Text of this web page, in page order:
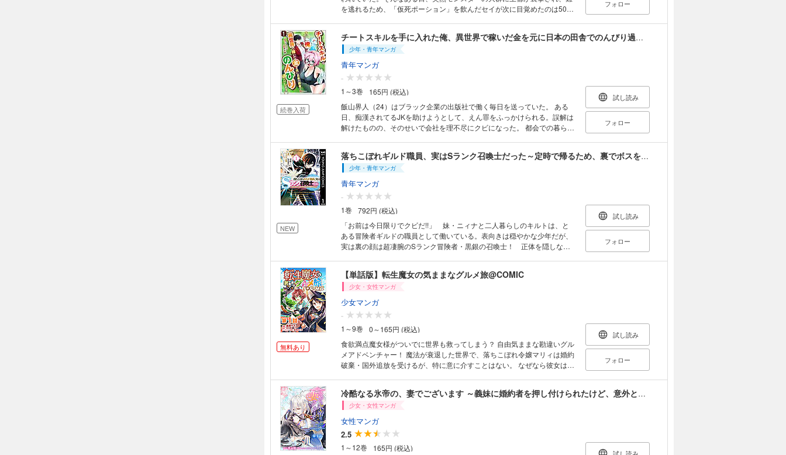
を逃れるため、「仮死ポーション」を飲んだセイが次に目覚めたのは500
決意する。だが自由気ままに旅をするはずが、セイの天才的なポーション
の技術は瞬く間にあちこちで噂になっていき……!? 天才錬金術師ののん
びりスローライフな旅がはじまる！ 分冊版第1弾。 ※本作品は単行本を
分割したもので、本編内容は同一のものとなります。重複購入にご注意く
ださい。
フォロー
続巻入荷
チートスキルを手に入れた俺、異世界で稼いだ金を元に日本の田舎でのんびり過ごします。 コミック版（分冊版）
少年・青年マンガ
青年マンガ
-
1～3巻
165円 (税込)
飯山界人（24）はブラック企業の出版社で働く毎日を送っていた。 ある
日、痴漢されてるJKを助けようとして、えん罪をふっかけられる。誤解は
解けたものの、そのせいで会社を理不尽にクビになった。 都会での暮らし
ていると、不思議な鏡を見つける。 それは異世界へのゲートで、界人は別
の世界と現実とを行き来できる力を得た。 実は祖母がすごい魔女だったこ
とが判明し、家にあった武器やアイテムを使って超レベルアップ、ドラゴ
ンもワンパンできるようになり…!?
試し読み
フォロー
NEW
落ちこぼれギルド職員、実はSランク召喚士だった～定時で帰るため、裏でボスを倒してたら追放されました～
少年・青年マンガ
青年マンガ
-
1巻
792円 (税込)
「お前は今日限りでクビだ!!」 妹・ニィナと二人暮らしのキルトは、と
ある冒険者ギルドの職員として働いている。表向きは穏やかな少年だが、
実は裏の顔は超凄腕のSランク冒険者・黒銀の召喚士！ 正体を隠しなが
――!? 仕事を追放された男の大逆転無双劇、開幕!!
試し読み
フォロー
無料あり
【単話版】転生魔女の気ままなグルメ旅@COMIC
少女・女性マンガ
少女マンガ
-
1～9巻
0～165円 (税込)
食欲満点魔女様がついでに世界も救ってしまう？ 自由気ままな勘違いグル
メアドベンチャー！ 魔法が衰退した世界で、落ちこぼれ令嬢マリィは婚約
破棄・国外追放を受けるが、特に意に介すことはない。 なぜなら彼女は、
てドラゴンを討伐した時に偶然助けたのはカイトという少年。 お礼にと彼
が調理してくれたドラゴン料理に魅了されたマリィは、これからの旅の目
的を決める。 『もっとこの世界の美味しいものが食べてみたい！』 まだ
見ぬ魔物グルメを求めて、日々魔物を討伐し、ついでに世界も救ってしま
う!? 食欲満点魔女様の自由気ままな勘違いグルメアドベンチャー！
試し読み
フォロー
冷酷なる氷帝の、妻でございます ～義妹に婚約者を押し付けられたけど、意外と可愛い彼に溺愛され幸せに暮らしてる～ 分冊版
少女・女性マンガ
女性マンガ
2.5
1～12巻 165円 (税込)
試し読み